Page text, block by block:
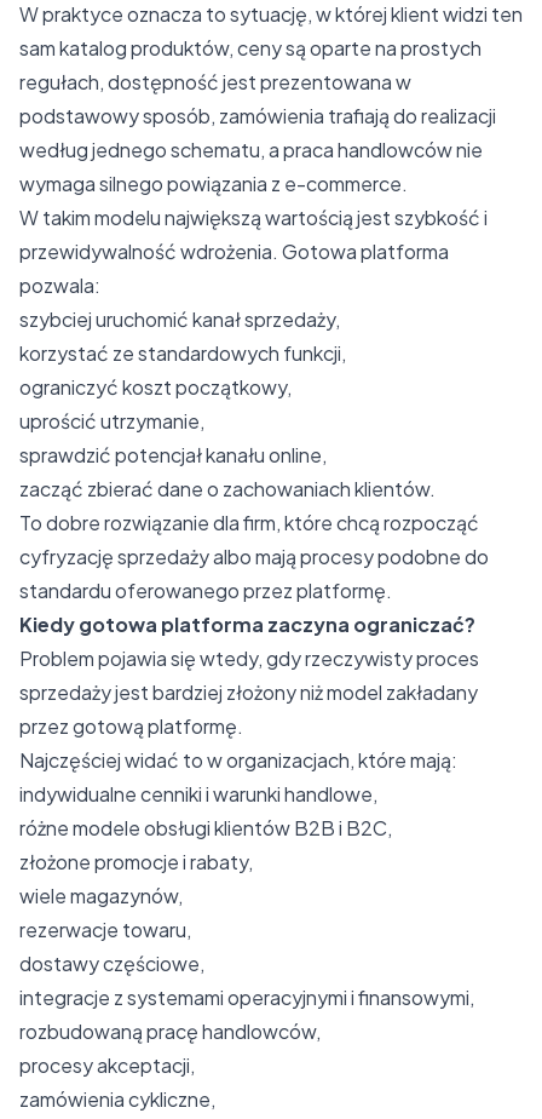
W praktyce oznacza to sytuację, w której klient widzi ten
sam katalog produktów, ceny są oparte na prostych
regułach, dostępność jest prezentowana w
podstawowy sposób, zamówienia trafiają do realizacji
według jednego schematu, a praca handlowców nie
wymaga silnego powiązania z e-commerce.
W takim modelu największą wartością jest szybkość i
przewidywalność wdrożenia. Gotowa platforma
pozwala:
szybciej uruchomićkanał sprzedaży,
korzystać ze standardowych funkcji,
ograniczyć koszt początkowy,
uprościć utrzymanie,
sprawdzić potencjał kanału online,
zacząć zbierać dane o zachowaniach klientów.
To dobre rozwiązanie dla firm, które chcą rozpocząć
cyfryzację sprzedaży albo mają procesy podobne do
standardu oferowanego przez platformę.
Kiedy gotowa platforma zaczyna ograniczać?
Problem pojawia się wtedy, gdy rzeczywisty proces
sprzedaży jest bardziej złożony niż model zakładany
przez gotową platformę.
Najczęściej widać to w organizacjach, które mają:
indywidualne cenniki i warunki handlowe,
różne modele obsługi klientów B2B i B2C,
złożone promocje i rabaty,
wiele magazynów,
rezerwacje towaru,
dostawy częściowe,
integracje z systemami operacyjnymi i finansowymi,
rozbudowaną pracę handlowców,
procesy akceptacji,
zamówienia cykliczne,